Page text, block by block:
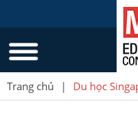
Trang chủ | Du học